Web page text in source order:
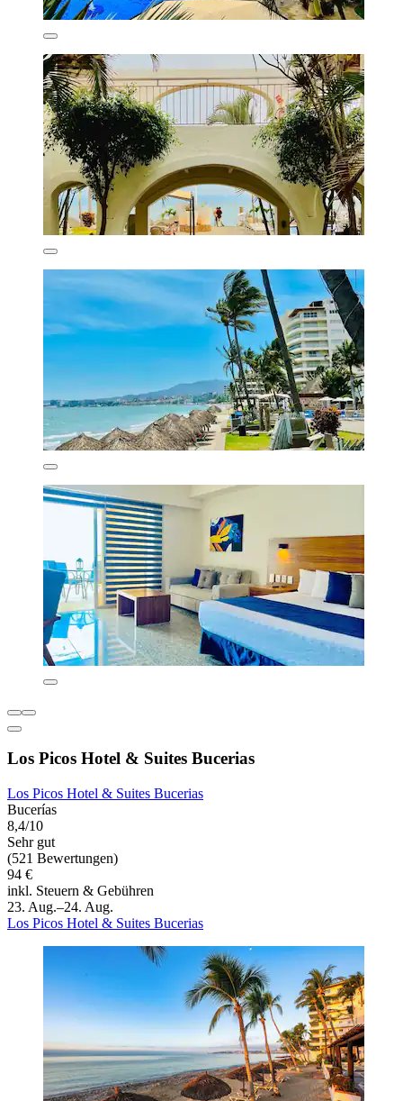
Los Picos Hotel & Suites Bucerias
Los Picos Hotel & Suites Bucerias
Bucerías
8,4/10
Sehr gut
(521 Bewertungen)
94 €
inkl. Steuern & Gebühren
23. Aug.–24. Aug.
Los Picos Hotel & Suites Bucerias